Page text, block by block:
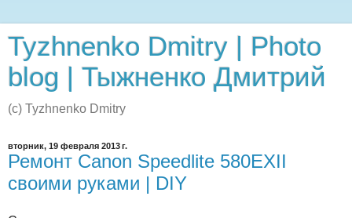
Tyzhnenko Dmitry | Photo
blog | Тыжненко Дмитрий
(c) Tyzhnenko Dmitry
вторник, 19 февраля 2013 г.
Ремонт Canon Speedlite 580EXII
своими руками | DIY